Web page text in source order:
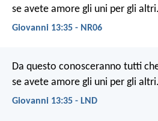
se avete amore gli uni per gli altri.
Giovanni 13:35 - NR06
Da questo conosceranno tutti
se avete amore gli uni per gli altri.
Giovanni 13:35 - LND